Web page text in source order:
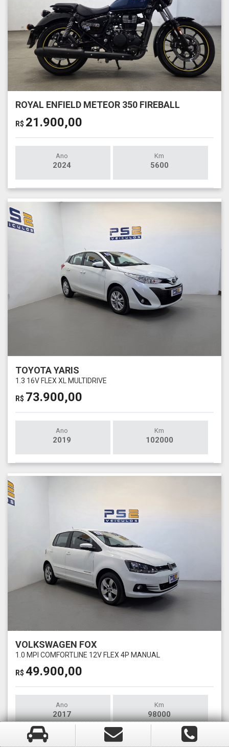
ROYAL ENFIELD METEOR 350 FIREBALL
R$ 21.900,00
Ano
2024
Km
5600
TOYOTA YARIS
1.3 16V FLEX XL MULTIDRIVE
R$ 73.900,00
Ano
2019
Km
102000
VOLKSWAGEN FOX
1.0 MPI COMFORTLINE 12V FLEX 4P MANUAL
R$ 49.900,00
Ano
2017
Km
98000